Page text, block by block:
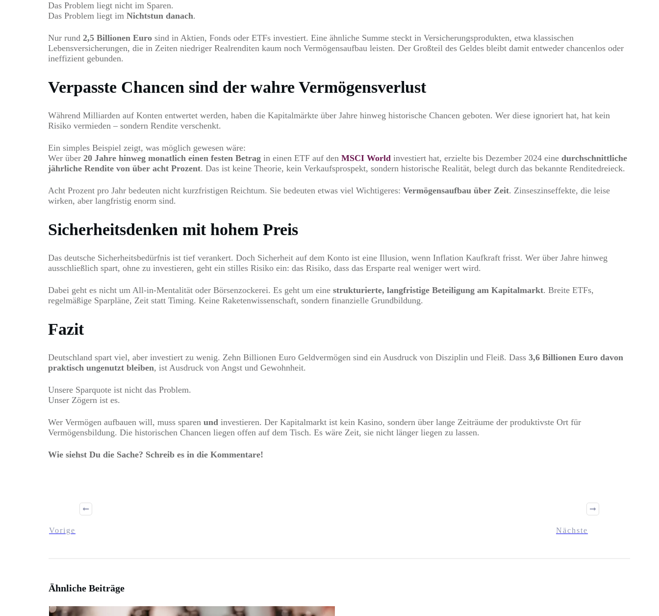
Das Problem liegt nicht im Sparen.
Das Problem liegt im Nichtstun danach.
Nur rund 2,5 Billionen Euro sind in Aktien, Fonds oder ETFs investiert. Eine ähnliche Summe steckt in Versicherungsprodukten, etwa klassischen
Lebensversicherungen, die in Zeiten niedriger Realrenditen kaum noch Vermögensaufbau leisten. Der Großteil des Geldes bleibt damit entweder chancenlos oder
ineffizient gebunden.
Verpasste Chancen sind der wahre Vermögensverlust
Während Milliarden auf Konten entwertet werden, haben die Kapitalmärkte über Jahre hinweg historische Chancen geboten. Wer diese ignoriert hat, hat kein
Risiko vermieden – sondern Rendite verschenkt.
Ein simples Beispiel zeigt, was möglich gewesen wäre:
Wer über 20 Jahre hinweg monatlich einen festen Betrag in einen ETF auf den MSCI World investiert hat, erzielte bis Dezember 2024 eine durchschnittliche
jährliche Rendite von über acht Prozent. Das ist keine Theorie, kein Verkaufsprospekt, sondern historische Realität, belegt durch das bekannte Renditedreieck.
Acht Prozent pro Jahr bedeuten nicht kurzfristigen Reichtum. Sie bedeuten etwas viel Wichtigeres: Vermögensaufbau über Zeit. Zinseszinseffekte, die leise
wirken, aber langfristig enorm sind.
Sicherheitsdenken mit hohem Preis
Das deutsche Sicherheitsbedürfnis ist tief verankert. Doch Sicherheit auf dem Konto ist eine Illusion, wenn Inflation Kaufkraft frisst. Wer über Jahre hinweg
ausschließlich spart, ohne zu investieren, geht ein stilles Risiko ein: das Risiko, dass das Ersparte real weniger wert wird.
Dabei geht es nicht um All-in-Mentalität oder Börsenzockerei. Es geht um eine strukturierte, langfristige Beteiligung am Kapitalmarkt. Breite ETFs,
regelmäßige Sparpläne, Zeit statt Timing. Keine Raketenwissenschaft, sondern finanzielle Grundbildung.
Fazit
Deutschland spart viel, aber investiert zu wenig. Zehn Billionen Euro Geldvermögen sind ein Ausdruck von Disziplin und Fleiß. Dass 3,6 Billionen Euro davon
praktisch ungenutzt bleiben, ist Ausdruck von Angst und Gewohnheit.
Unsere Sparquote ist nicht das Problem.
Unser Zögern ist es.
Wer Vermögen aufbauen will, muss sparen und investieren. Der Kapitalmarkt ist kein Kasino, sondern über lange Zeiträume der produktivste Ort für
Vermögensbildung. Die historischen Chancen liegen offen auf dem Tisch. Es wäre Zeit, sie nicht länger liegen zu lassen.
Wie siehst Du die Sache? Schreib es in die Kommentare!
Vorige Nächste
Ähnliche Beiträge